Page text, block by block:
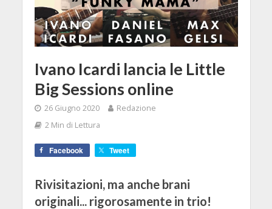
Ivano Icardi lancia le Little
Big Sessions online
26 Giugno 2020
Redazione
2 Min di Lettura
Facebook Tweet
Rivisitazioni, ma anche brani
originali... rigorosamente in trio!